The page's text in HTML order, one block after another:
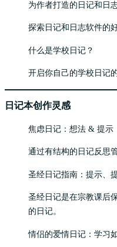
为作者打造的日记和日
探索日记和日志软件的
什么是学校日记？
开启你自己的学校日记
日记本创作灵感
焦虑日记：想法 & 提示
通过有结构的日记反思
圣经日记指南：提示、
圣经日记是在宗教课后
的日记。
情侣的爱情日记：学习